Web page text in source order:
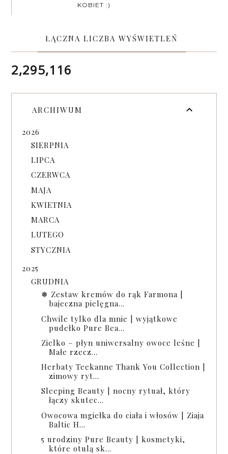
KOBIET :)
ŁĄCZNA LICZBA WYŚWIETLEŃ
2,295,116
ARCHIWUM
2026
SIERPNIA
LIPCA
CZERWCA
MAJA
KWIETNIA
MARCA
LUTEGO
STYCZNIA
2025
GRUDNIA
❅ Zestaw kremów do rąk Farmona |
bajeczna pielęgna...
Chwile tylko dla mnie | wyjątkowe
pudełko Pure Bea...
Zielko – płyn uniwersalny owoce leśne |
Małe rzecz...
Herbaty Teekanne Thank You Collection |
zimowy ryt...
Sleeping Beauty | nocny rytuał, który
łączy skutec...
Owocowa mgiełka do ciała i włosów | Ziaja
Baltic H...
5 urodziny Pure Beauty | kosmetyki,
które otulą sk...